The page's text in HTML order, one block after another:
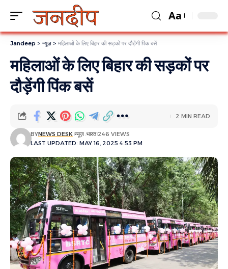
Aa
Jandeep > न्यूज़ > महिलाओं के लिए बिहार की सड़कों पर दौड़ेंगी पिंक बसें
महिलाओं के लिए बिहार की सड़कों पर
दौड़ेंगी पिंक बसें
LAST UPDATED: MAY 16, 2025 4:53 PM
BYNEWS DESK न्यूज़ भारत 246 VIEWS
2 MIN READ